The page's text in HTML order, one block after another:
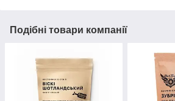
Подібні товари компанії